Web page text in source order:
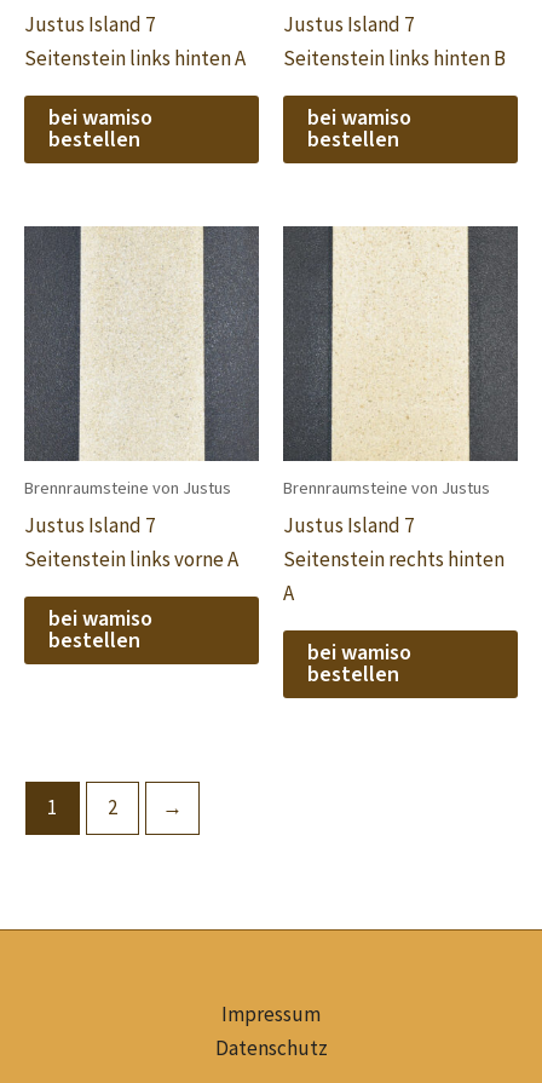
Justus Island 7
Seitenstein links hinten A
bei wamiso
bestellen
Justus Island 7
Seitenstein links hinten B
bei wamiso
bestellen
Brennraumsteine von Justus
Justus Island 7
Seitenstein links vorne A
bei wamiso
bestellen
Brennraumsteine von Justus
Justus Island 7
Seitenstein rechts hinten
A
bei wamiso
bestellen
1 2 →
Impressum
Datenschutz